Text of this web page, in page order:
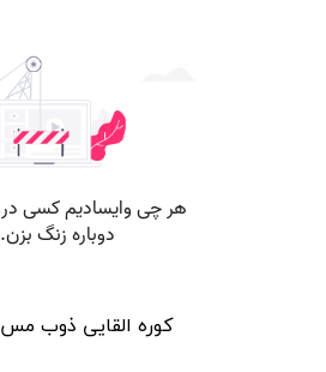
کوره القایی ذوب مس 200kg